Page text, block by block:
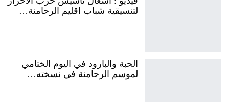
لتنسيقية شباب اقليم الرحامنة…
الحبة والبارود في اليوم الختامي
لموسم الرحامنة في نسخته…